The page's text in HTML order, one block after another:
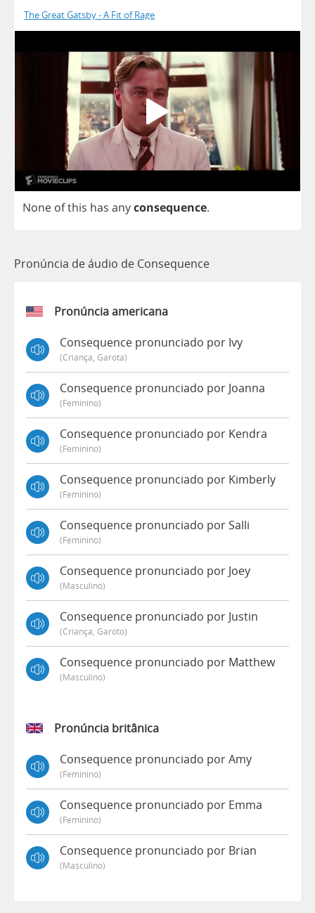
The Great Gatsby - A Fit of Rage
None ofthis has anyconsequence.
Pronúncia de áudio de Consequence
Pronúncia americana
Consequence pronunciado por Ivy
(criança, Garota)
Consequence pronunciado por Joanna
(feminino)
Consequence pronunciado por Kendra
(feminino)
Consequence pronunciado por Kimberly
(feminino)
Consequence pronunciado por Salli
(feminino)
Consequence pronunciado por Joey
(masculino)
Consequence pronunciado por Justin
(criança, Garoto)
Consequence pronunciado por Matthew
(masculino)
Pronúncia britânica
Consequence pronunciado por Amy
(feminino)
Consequence pronunciado por Emma
(feminino)
Consequence pronunciado por Brian
(masculino)